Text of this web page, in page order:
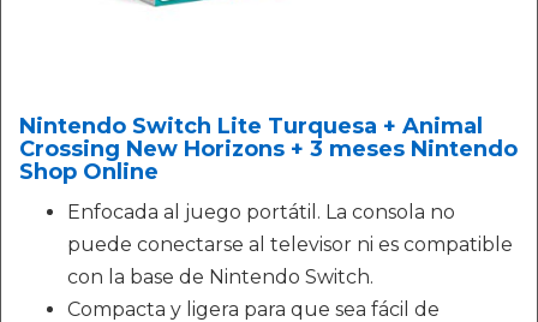
Nintendo Switch Lite Turquesa + Animal
Crossing New Horizons + 3 meses Nintendo
Shop Online
Enfocada al juego portátil. La consola no
puede conectarse al televisor ni es compatible
con la base de Nintendo Switch.
Compacta y ligera para que sea fácil de